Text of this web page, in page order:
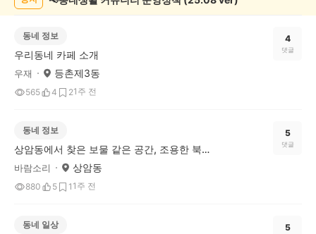
목
동네 정보
우리동네 카페 소개
우재 등촌제3동
565 4 21주 전
4
댓글
동네 정보
상암동에서 찾은 보물 같은 공간, 조용한 북카페산책
바람소리 상암동
880 5 1 1주 전
5
댓글
동네 일상 5